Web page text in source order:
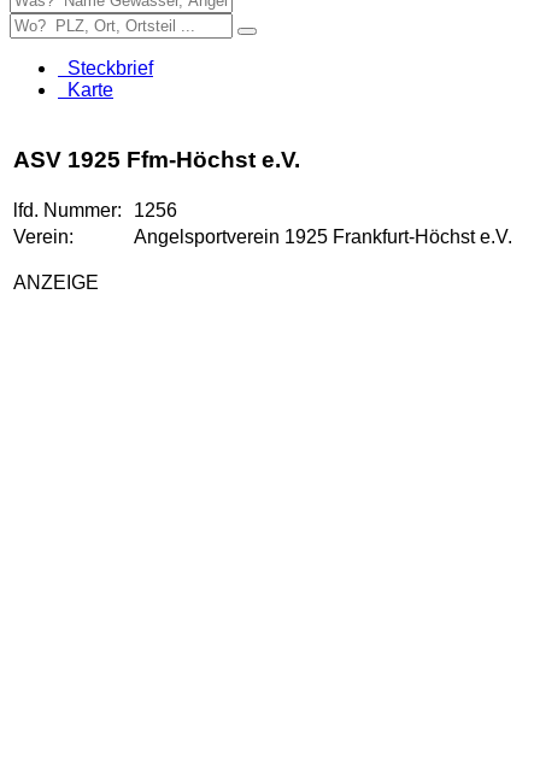
Steckbrief
Karte
ASV 1925 Ffm-Höchst e.V.
lfd. Nummer:
1256
Verein:
Angelsportverein 1925 Frankfurt-Höchst e.V.
ANZEIGE